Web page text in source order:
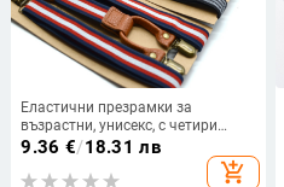
Еластични презрамки за
възрастни, унисекс, с четири
клипа, регулируеми, кръстосани
9.36 €/18.31 лв
add_shopping_cart